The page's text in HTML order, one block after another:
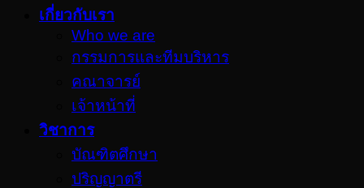
เกี่ยวกับเรา
Who we are
กรรมการและทีมบริหาร
คณาจารย์
เจ้าหน้าที่
วิชาการ
บัณฑิตศึกษา
ปริญญาตรี